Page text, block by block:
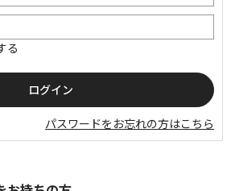
る
パスワードをお忘れの方はこちら